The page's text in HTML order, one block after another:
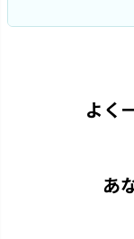
よく
あ